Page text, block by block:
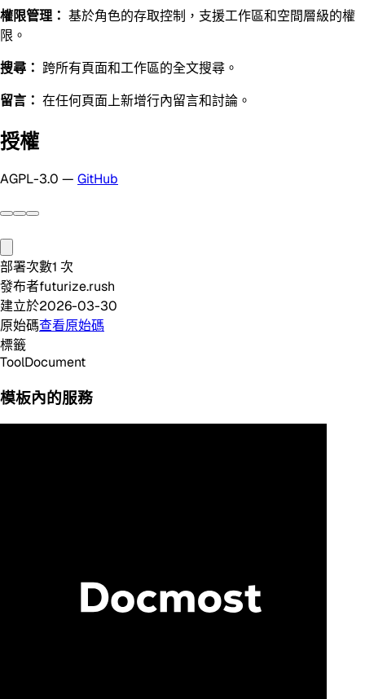
權限管理： 基於角色的存取控制，支援工作區和空間層級的權
限。
搜尋： 跨所有頁面和工作區的全文搜尋。
留言： 在任何頁面上新增行內留言和討論。
授權
AGPL-3.0 — GitHub
部署次數1 次
發布者futurize.rush
建立於2026-03-30
原始碼查看原始碼
標籤
ToolDocument
模板內的服務